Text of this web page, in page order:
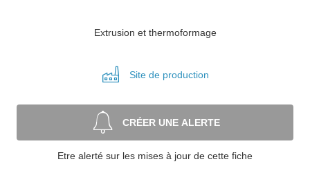
Extrusion et thermoformage
Site de production
CRÉER UNE ALERTE
Etre alerté sur les mises à jour de cette fiche